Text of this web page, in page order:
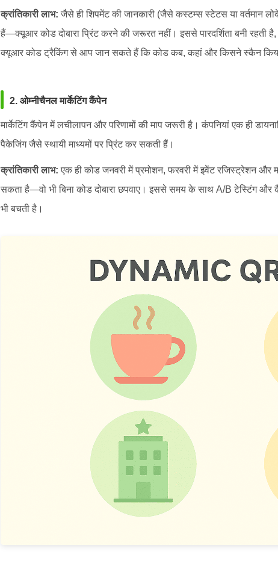
क्रांतिकारी लाभ: जैसे ही शिपमेंट की जानकारी (जैसे कस्टम्स स्टेटस या वर्तमान
हैं—क्यूआर कोड दोबारा प्रिंट करने की जरूरत नहीं। इससे पारदर्शिता बनी रहती
क्यूआर कोड ट्रैकिंग से आप जान सकते हैं कि कोड कब, कहां और किसने स्कैन
2. ओम्नीचैनल मार्केटिंग कैंपेन
मार्केटिंग कैंपेन में लचीलापन और परिणामों की माप जरूरी है। कंपनियां एक ही
पैकेजिंग जैसे स्थायी माध्यमों पर प्रिंट कर सकती हैं।
क्रांतिकारी लाभ: एक ही कोड जनवरी में प्रमोशन, फरवरी में इवेंट रजिस्ट्रेशन और
सकता है—वो भी बिना कोड दोबारा छपवाए। इससे समय के साथ A/B टेस्टिंग
भी बचती है।